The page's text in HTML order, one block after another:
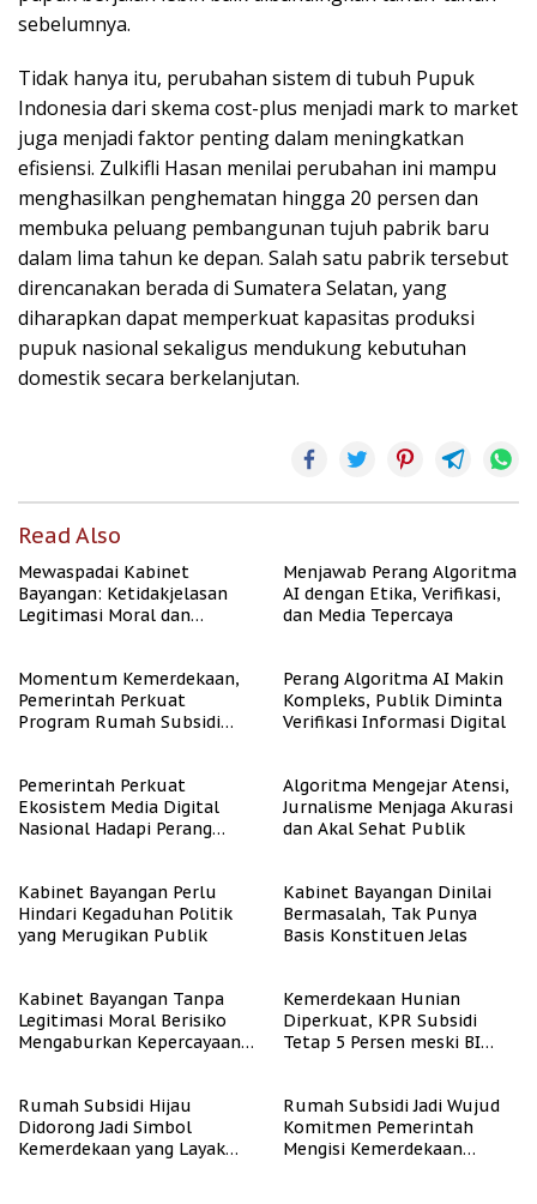
sebelumnya.
Tidak hanya itu, perubahan sistem di tubuh Pupuk
Indonesia dari skema cost-plus menjadi mark to market
juga menjadi faktor penting dalam meningkatkan
efisiensi. Zulkifli Hasan menilai perubahan ini mampu
menghasilkan penghematan hingga 20 persen dan
membuka peluang pembangunan tujuh pabrik baru
dalam lima tahun ke depan. Salah satu pabrik tersebut
direncanakan berada di Sumatera Selatan, yang
diharapkan dapat memperkuat kapasitas produksi
pupuk nasional sekaligus mendukung kebutuhan
domestik secara berkelanjutan.
Read Also
Mewaspadai Kabinet
Bayangan: Ketidakjelasan
Legitimasi Moral dan
Menjawab Perang Algoritma
AI dengan Etika, Verifikasi,
dan Media Tepercaya
Momentum Kemerdekaan,
Pemerintah Perkuat
Program Rumah Subsidi
Perang Algoritma AI Makin
Kompleks, Publik Diminta
Verifikasi Informasi Digital
Pemerintah Perkuat
Ekosistem Media Digital
Nasional Hadapi Perang
Algoritma Mengejar Atensi,
Jurnalisme Menjaga Akurasi
dan Akal Sehat Publik
Kabinet Bayangan Perlu
Hindari Kegaduhan Politik
yang Merugikan Publik
Kabinet Bayangan Dinilai
Bermasalah, Tak Punya
Basis Konstituen Jelas
Kabinet Bayangan Tanpa
Legitimasi Moral Berisiko
Mengaburkan Kepercayaan
Kemerdekaan Hunian
Diperkuat, KPR Subsidi
Tetap 5 Persen meski BI
Rumah Subsidi Hijau
Didorong Jadi Simbol
Kemerdekaan yang Layak
Rumah Subsidi Jadi Wujud
Komitmen Pemerintah
Mengisi Kemerdekaan